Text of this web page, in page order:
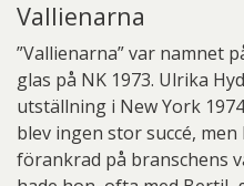
Vallienarna
”Vallienarna” var namnet
glas på NK 1973. Ulrika
utställning i New York
blev ingen stor succé,
förankrad på branschens